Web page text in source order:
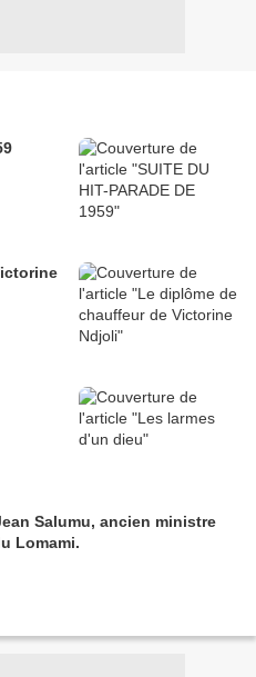
Salumu, ancien ministre
Lomami.